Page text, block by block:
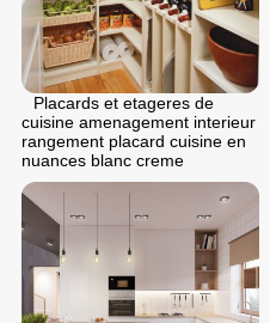
Placards et etageres de
cuisine amenagement interieur
rangement placard cuisine en
nuances blanc creme